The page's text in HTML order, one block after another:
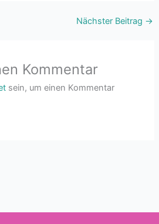
Nächster Beitrag →
Kommentar
sein, um einen Kommentar